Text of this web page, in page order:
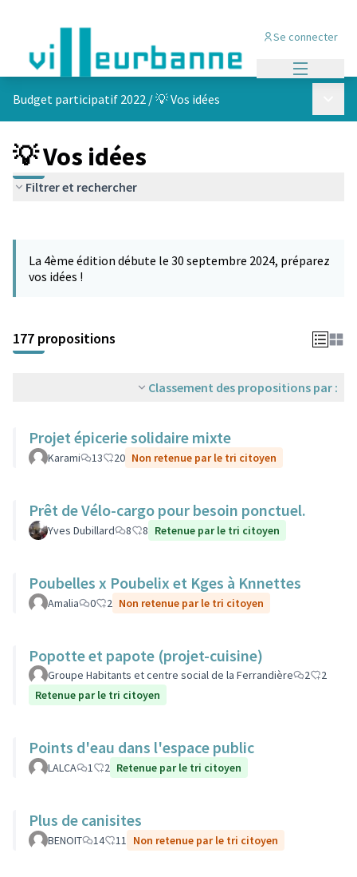
Se connecter
Budget participatif 2022 /💡 Vos idées
💡 Vos idées
Filtrer et rechercher
−
La 4ème édition débute le 30 septembre 2024, préparez
vos idées !
177 propositions
Classement des propositions par :
Projet épicerie solidaire mixte
Karami 13 20 Non retenue par le tri citoyen
Prêt de Vélo-cargo pour besoin ponctuel.
Yves Dubillard 8 8 Retenue par le tri citoyen
Poubelles x Poubelix et Kges à Knnettes
Amalia 0 2 Non retenue par le tri citoyen
Popotte et papote (projet-cuisine)
Groupe Habitants et centre social de la Ferrandière 2
2
Retenue par le tri citoyen
Points d'eau dans l'espace public
LALCA 1 2 Retenue par le tri citoyen
Plus de canisites
BENOIT 14 11 Non retenue par le tri citoyen